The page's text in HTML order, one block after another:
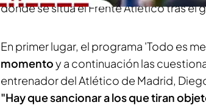
donde se sitúa el Frente Atlético tras el
En primer lugar, el programa 'Todo es
momentoy a continuación las
entrenador del Atlético de Madrid,
"Hay que sancionar a los que tiran